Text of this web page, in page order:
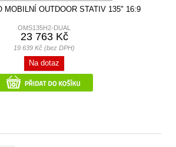
MOBILNÍ OUTDOOR STATIV 135" 16:9
OMS135H2-DUAL
23 763 Kč
19 639 Kč (bez DPH)
Na dotaz